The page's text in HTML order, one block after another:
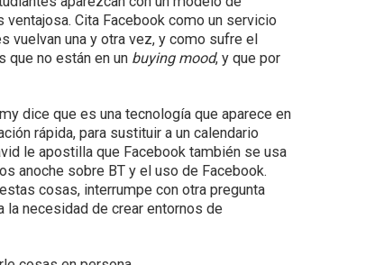
Cita Facebook como un servicio
vuelvan una y otra vez, y como sufre el
que no están en un buying mood, y que por
dice que es una tecnología que aparece en
rápida, para sustituir a un calendario
le apostilla que Facebook también se usa
anoche sobre BT y el uso de Facebook.
cosas, interrumpe con otra pregunta
la necesidad de crear entornos de